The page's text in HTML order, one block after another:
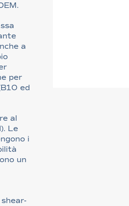
a
per
ed
al
Le
i
un